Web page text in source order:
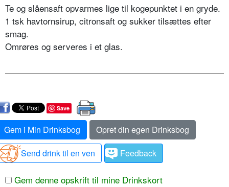
Te og slåensaft opvarmes lige til kogepunktet i en gryde.
1 tsk havtornsirup, citronsaft og sukker tilsættes efter
smag.
Omrøres og serveres i et glas.
Save
Gem i Min Drinksbog
Opret din egen Drinksbog
Send drink til en ven
Feedback
Gem denne opskrift til mine Drinkskort